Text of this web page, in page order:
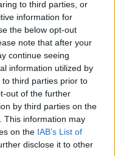
to third parties, or
information for
the below opt-out
note that after your
continue seeing
information utilized by
third parties prior to
out of the further
by third parties on the
This information may
on the IAB’s List of
disclose it to other
Tumblr Telegram
ARTICLE
Η εγχώρια ζήτηση
μοχλός της ελληνικής
– Υποχωρεί η